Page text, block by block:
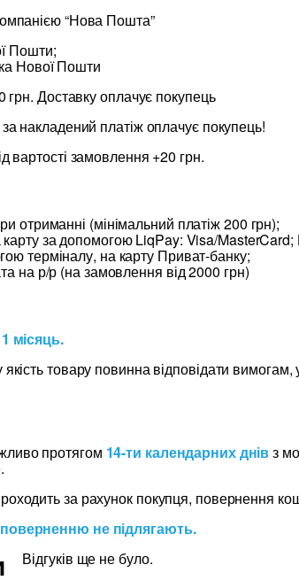
“Нова Пошта”
Пошти;
Нової Пошти
грн. Доставку оплачує покупець
накладений платіж оплачує покупець!
вартості замовлення +20 грн.
отриманні (мінімальний платіж 200 грн);
за допомогою LiqPay: Visa/
терміналу, на карту Приват-банку;
на р/р (на замовлення від 2000 грн)
1 місяць.
товару повинна відповідати
протягом 14-ти календарних днівз
за рахунок покупця, повернення
не підлягають.
Відгуків ще не було.